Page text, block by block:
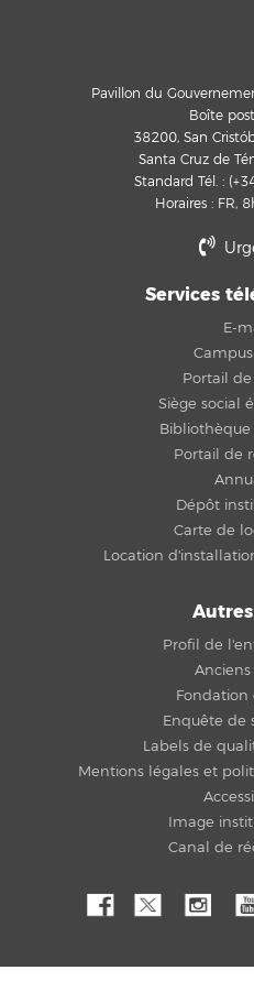
Pavillon du
Boîte
38200, San
Santa Cruz de
Standard Tél. :
Horaires : FR,
Services
E-
Campus
Portail de
Siège social
Portail de
Dépôt
Carte de
Location
Profil de
Anciens
Fondation
Enquête de
Labels de
Mentions légales et
Image
Canal de